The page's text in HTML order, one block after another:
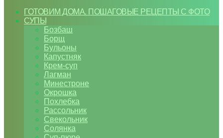
ГОТОВИМ ДОМА. ПОШАГОВЫЕ РЕЦЕПТЫ С ФОТО
СУПЫ
Бозбаш
Борщ
Бульоны
Капустняк
Крем-суп
Лагман
Минестроне
Окрошка
Похлебка
Рассольник
Свекольник
Солянка